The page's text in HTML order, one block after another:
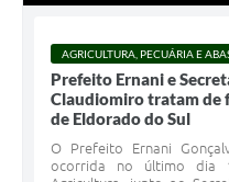
AGRICULTURA, PECUÁRIA E
Prefeito Ernani e
Claudiomiro tratam de
de Eldorado do Sul
O Prefeito Ernani
ocorrida no último dia